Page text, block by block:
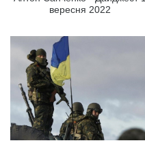
вересня 2022